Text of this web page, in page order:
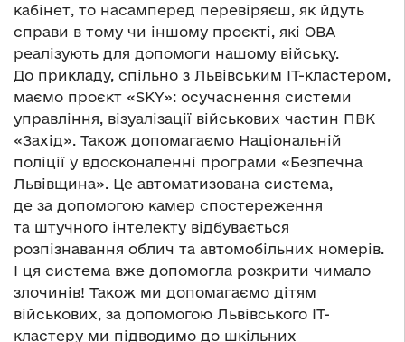
кабінет, то насамперед перевіряєш, як йдуть
справи в тому чи іншому проєкті, які ОВА
реалізують для допомоги нашому війську.
До прикладу, спільно з Львівським ІТ-кластером,
маємо проєкт «SKY»: осучаснення системи
управління, візуалізації військових частин ПВК
«Захід». Також допомагаємо Національній
поліції у вдосконаленні програми «Безпечна
Львівщина». Це автоматизована система,
де за допомогою камер спостереження
та штучного інтелекту відбувається
розпізнавання облич та автомобільних номерів.
І ця система вже допомогла розкрити чимало
злочинів! Також ми допомагаємо дітям
військових, за допомогою Львівського ІТ-
кластеру ми підводимо до шкільних